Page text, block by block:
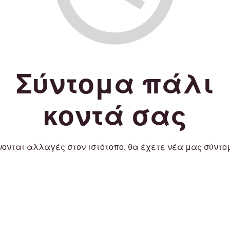
Σύντομα πάλι
κοντά σας
αλλαγές στον ιστότοπο, θα έχετε νέα μας